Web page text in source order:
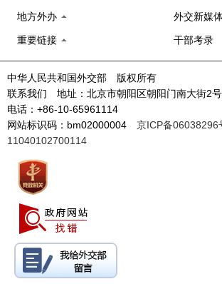
地方外办 外交新媒
重要链接 干部考录
中华人民共和国外交部 版权所有
联系我们 地址：北京市朝阳区朝阳门南大街
电话：+86-10-65961114
网站标识码：bm02000004 京ICP备06038296
11040102700114